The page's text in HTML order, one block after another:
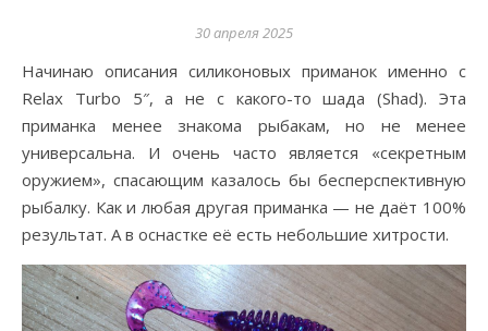
30 апреля 2025
Начинаю описания силиконовых приманок именно с
Relax Turbo 5″, а не с какого-то шада (Shad). Эта
приманка менее знакома рыбакам, но не менее
универсальна. И очень часто является «секретным
оружием», спасающим казалось бы бесперспективную
рыбалку. Как и любая другая приманка — не даёт 100%
результат. А в оснастке её есть небольшие хитрости.